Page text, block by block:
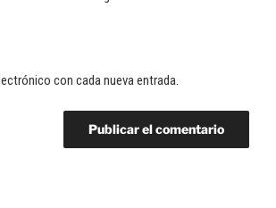
con cada nueva entrada.